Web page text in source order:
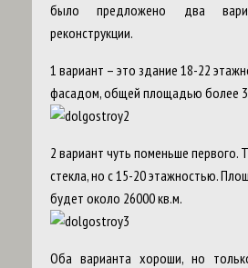
было предложено два
реконструкции.
1 вариант – это здание 18-22
фасадом, общей площадью более
2 вариант чуть поменьше первого.
стекла, но с 15-20 этажностью.
будет около 26000 кв.м.
Оба варианта хороши, но